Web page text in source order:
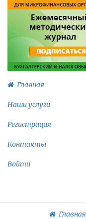
Главная
Наши услуги
Регистрация
Контакты
Войти
Главная